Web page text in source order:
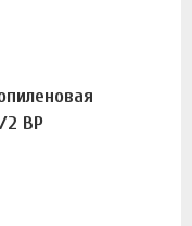
2 ВР